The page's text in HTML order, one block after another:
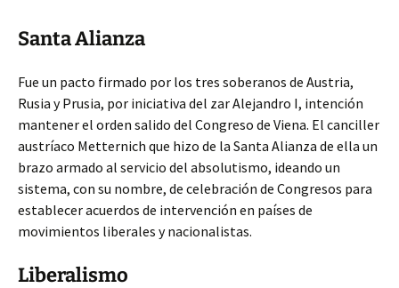
Santa Alianza
Fue un pacto firmado por los tres soberanos de Austria,
Rusia y Prusia, por iniciativa del zar Alejandro I, intención
mantener el orden salido del Congreso de Viena. El canciller
austríaco Metternich que hizo de la Santa Alianza de ella un
brazo armado al servicio del absolutismo, ideando un
sistema, con su nombre, de celebración de Congresos para
establecer acuerdos de intervención en países de
movimientos liberales y nacionalistas.
Liberalismo